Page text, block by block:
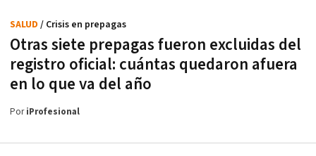
Otras siete prepagas fueron excluidas del
registro oficial: cuántas quedaron afuera
en lo que va del año
SALUD / Crisis en prepagas
PoriProfesional